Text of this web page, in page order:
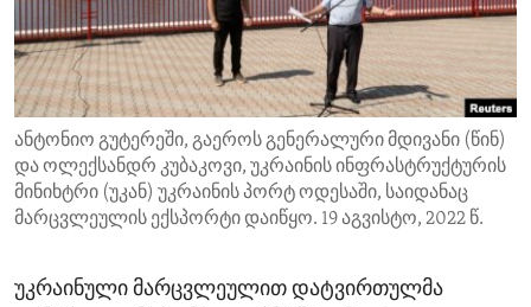
ENVIRONMENT AND HEALTH
IDEALS AND INSTITUTIONS
ანტონიო გუტერეში, გაეროს გენერალური მდივანი (წინ)
და ოლექსანდრ კუბაკოვი, უკრაინის ინფრასტრუქტურის
მინიხტრი (უკან) უკრაინის პორტ ოდესაში, საიდანაც
მარცვლეულის ექსპორტი დაიწყო. 19 აგვისტო, 2022 წ.
უკრაინული მარცვლეულით დატვირთულმა